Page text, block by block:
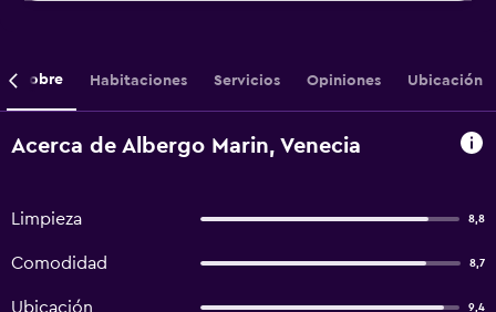
Sobre Habitaciones Servicios Opiniones Ubicación
Acerca de Albergo Marin, Venecia
Limpieza 8,8
Comodidad 8,7
Ubicación 9,4